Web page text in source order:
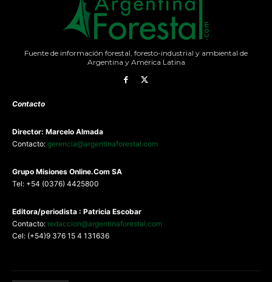
Fuente de información forestal, foresto-industrial y ambiental de
Argentina y América Latina
Contacto
Director: Marcelo Almada
Contacto: gerencia@argentinaforestal.com
Grupo Misiones Online.Com SA
Tel: +54 (0376) 4425800
Editora/periodista : Patricia Escobar
Contacto: redaccion@argentinaforestal.com
Cel: (+54)9 376 15 4 131636